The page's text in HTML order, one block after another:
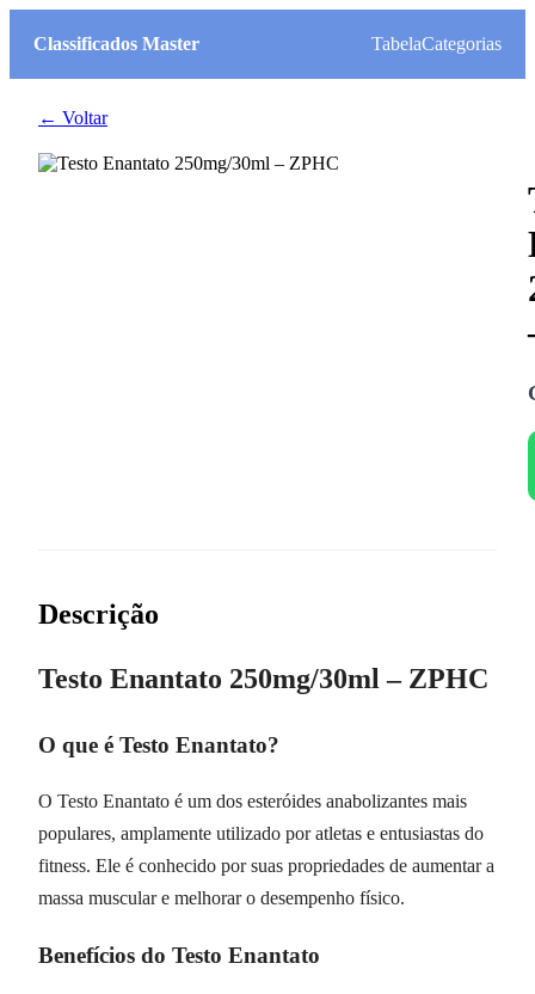
Classificados Master TabelaCategorias
← Voltar
Descrição
Testo Enantato 250mg/30ml – ZPHC
O que é Testo Enantato?
O Testo Enantato é um dos esteróides anabolizantes mais
populares, amplamente utilizado por atletas e entusiastas do
fitness. Ele é conhecido por suas propriedades de aumentar a
massa muscular e melhorar o desempenho físico.
Benefícios do Testo Enantato